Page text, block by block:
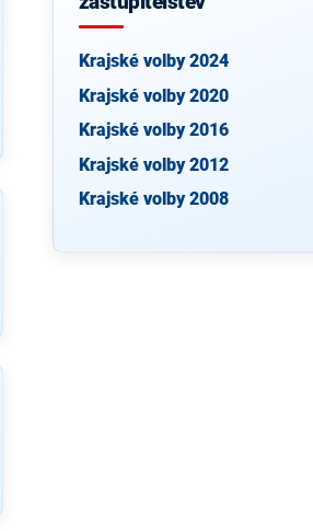
Krajské volby 2024
Krajské volby 2020
Krajské volby 2016
Krajské volby 2012
Krajské volby 2008